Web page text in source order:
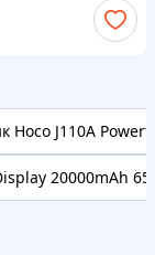
Hoco J110A
20000mAh